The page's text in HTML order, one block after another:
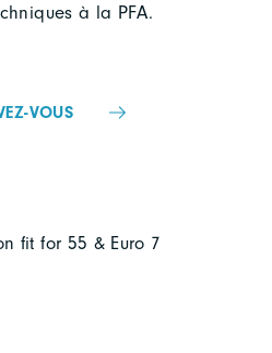
à la PFA.
VOUS